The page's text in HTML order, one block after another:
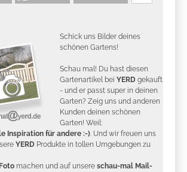
Schick uns Bilder deines
schönen Gartens!
Schau mal! Du hast diesen
Gartenartikel bei YERD gekauft
- und er passt super in deinen
Garten? Zeig uns und anderen
Kunden deinen schönen
Garten! Weil:
Inspiration für andere :-) . Und wir freuen uns
YERD Produkte in tollen Umgebungen zu
machen und auf unsere schau-mal Mail-